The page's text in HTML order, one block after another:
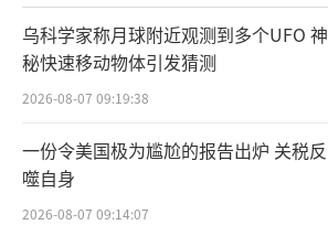
乌科学家称月球附近观测到多个UFO 神
秘快速移动物体引发猜测
2026-08-07 09:19:38
一份令美国极为尴尬的报告出炉 关税反
噬自身
2026-08-07 09:14:07